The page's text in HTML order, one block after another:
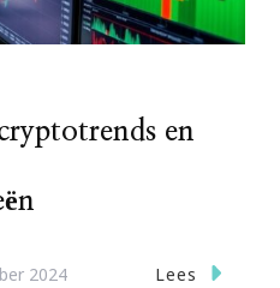
en
2024 Lees